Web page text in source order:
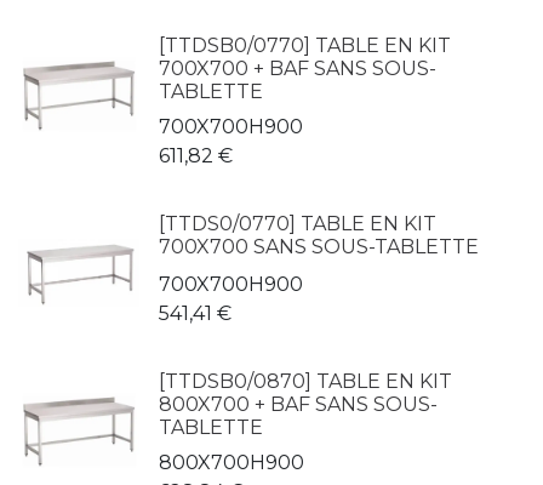
[TTDSB0/0770] TABLE EN KIT
700X700 + BAF SANS SOUS-
TABLETTE
700X700H900
611,82 €
[TTDS0/0770] TABLE EN KIT
700X700 SANS SOUS-TABLETTE
700X700H900
541,41 €
[TTDSB0/0870] TABLE EN KIT
800X700 + BAF SANS SOUS-
TABLETTE
800X700H900